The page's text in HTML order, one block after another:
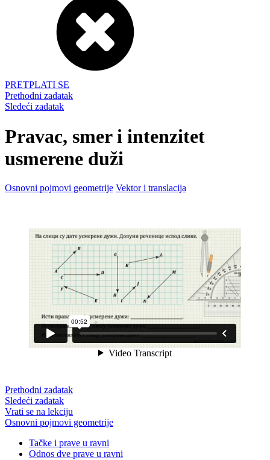
PRETPLATI SE
Prethodni zadatak
Sledeći zadatak
Pravac, smer i intenzitet
usmerene duži
Osnovni pojmovi geometrije Vektor i translacija
Prethodni zadatak
Sledeći zadatak
Vrati se na lekciju
Osnovni pojmovi geometrije
Tačke i prave u ravni
Odnos dve prave u ravni